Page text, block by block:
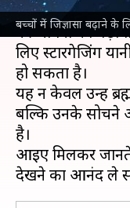
बच्चों में जिज्ञासा बढ़ाने के
बच्चों के स्वस्थ
की भावना को
लिए स्टारगेजिंग
हो सकता है।
यह न केवल उन्हें
बल्कि उनके सोचने
है।
आइए मिलकर